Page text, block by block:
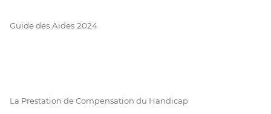
Guide des Aides 2024
La Prestation de Compensation du Handicap